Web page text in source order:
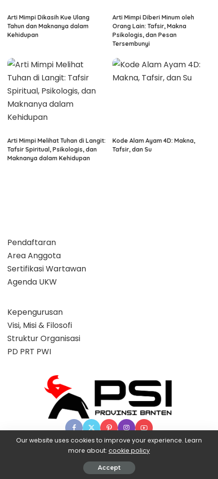
Arti Mimpi Dikasih Kue Ulang
Tahun dan Maknanya dalam
Kehidupan
Arti Mimpi Diberi Minum oleh
Orang Lain: Tafsir, Makna
Psikologis, dan Pesan
Tersembunyi
Arti Mimpi Melihat Tuhan di Langit:
Tafsir Spiritual, Psikologis, dan
Maknanya dalam Kehidupan
Kode Alam Ayam 4D: Makna,
Tafsir, dan Su
Pendaftaran
Area Anggota
Sertifikasi Wartawan
Agenda UKW
Kepengurusan
Visi, Misi & Filosofi
Struktur Organisasi
PD PRT PWI
© 2025 Partai Super, powered by BangX.
Our website uses cookies to improve your experience. Learn
more about: cookie policy
Accept